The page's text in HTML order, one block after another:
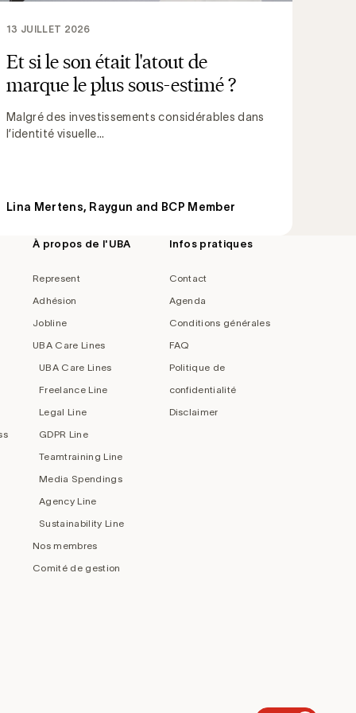
Et si le son était l'atout de
marque le plus sous-estimé ?
Malgré des investissements considérables dans
l’identité visuelle...
13 JUILLET 2026
Lina Mertens, Raygun and BCP Member
À propos de l'UBA
Represent
Adhésion
Jobline
UBA Care Lines
UBA Care Lines
Freelance Line
Legal Line
GDPR Line
Teamtraining Line
Media Spendings
Agency Line
Sustainability Line
Nos membres
Comité de gestion
Infos pratiques
Contact
Agenda
Conditions générales
FAQ
Politique de
confidentialité
Disclaimer